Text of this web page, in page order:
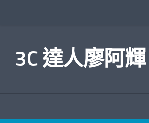
3C 達人廖阿輝